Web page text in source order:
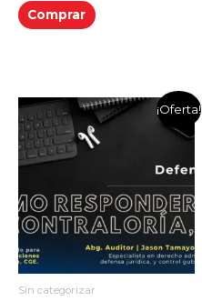
Comprar
¡Oferta!
Sin categorizar